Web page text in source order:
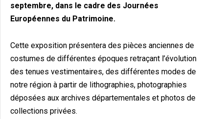
septembre, dans le cadre des Journées
Européennes du Patrimoine.
Cette exposition présentera des pièces anciennes de
costumes de différentes époques retraçant l’évolution
des tenues vestimentaires, des différentes modes de
notre région à partir de lithographies, photographies
déposées aux archives départementales et photos de
collections privées.